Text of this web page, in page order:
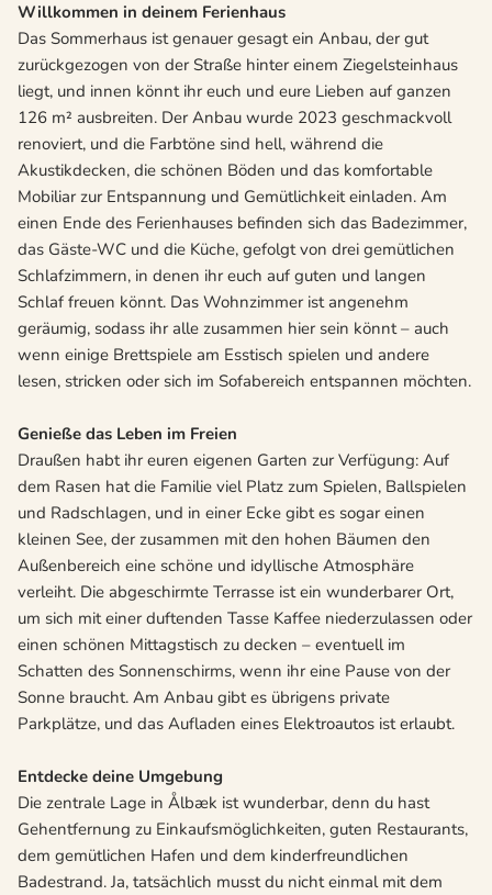
Willkommen in deinem Ferienhaus
Das Sommerhaus ist genauer gesagt ein Anbau, der gut
zurückgezogen von der Straße hinter einem Ziegelsteinhaus
liegt, und innen könnt ihr euch und eure Lieben auf ganzen
126 m² ausbreiten. Der Anbau wurde 2023 geschmackvoll
renoviert, und die Farbtöne sind hell, während die
Akustikdecken, die schönen Böden und das komfortable
Mobiliar zur Entspannung und Gemütlichkeit einladen. Am
einen Ende des Ferienhauses befinden sich das Badezimmer,
das Gäste-WC und die Küche, gefolgt von drei gemütlichen
Schlafzimmern, in denen ihr euch auf guten und langen
Schlaf freuen könnt. Das Wohnzimmer ist angenehm
geräumig, sodass ihr alle zusammen hier sein könnt – auch
wenn einige Brettspiele am Esstisch spielen und andere
lesen, stricken oder sich im Sofabereich entspannen möchten.
Genieße das Leben im Freien
Draußen habt ihr euren eigenen Garten zur Verfügung: Auf
dem Rasen hat die Familie viel Platz zum Spielen, Ballspielen
und Radschlagen, und in einer Ecke gibt es sogar einen
kleinen See, der zusammen mit den hohen Bäumen den
Außenbereich eine schöne und idyllische Atmosphäre
verleiht. Die abgeschirmte Terrasse ist ein wunderbarer Ort,
um sich mit einer duftenden Tasse Kaffee niederzulassen oder
einen schönen Mittagstisch zu decken – eventuell im
Schatten des Sonnenschirms, wenn ihr eine Pause von der
Sonne braucht. Am Anbau gibt es übrigens private
Parkplätze, und das Aufladen eines Elektroautos ist erlaubt.
Entdecke deine Umgebung
Die zentrale Lage in Ålbæk ist wunderbar, denn du hast
Gehentfernung zu Einkaufsmöglichkeiten, guten Restaurants,
dem gemütlichen Hafen und dem kinderfreundlichen
Badestrand. Ja, tatsächlich musst du nicht einmal mit dem